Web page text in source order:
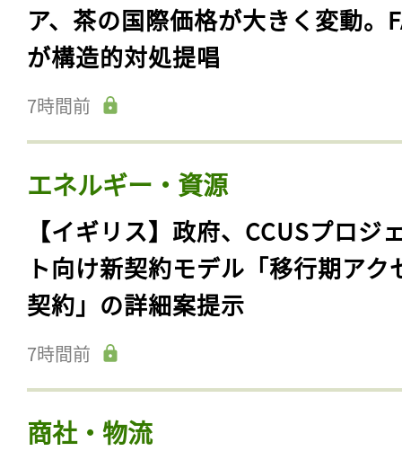
ア、茶の国際価格が大きく変動。
が構造的対処提唱
7時間前
エネルギー・資源
【イギリス】政府、CCUSプロジ
ト向け新契約モデル「移行期アク
契約」の詳細案提示
7時間前
商社・物流